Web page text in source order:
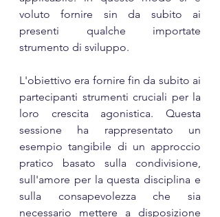
voluto fornire sin da subito ai
presenti qualche importate
strumento di sviluppo.
L'obiettivo era fornire fin da subito ai
partecipanti strumenti cruciali per la
loro crescita agonistica. Questa
sessione ha rappresentato un
esempio tangibile di un approccio
pratico basato sulla condivisione,
sull'amore per la questa disciplina e
sulla consapevolezza che sia
necessario mettere a disposizione